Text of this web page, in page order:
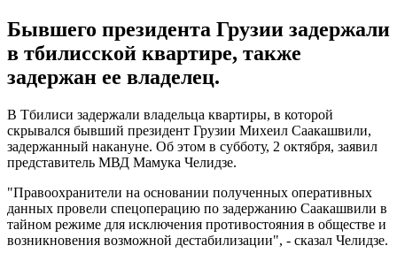
Бывшего президента Грузии задержали
в тбилисской квартире, также
задержан ее владелец.
В Тбилиси задержали владельца квартиры, в которой
скрывался бывший президент Грузии Михеил Саакашвили,
задержанный накануне. Об этом в субботу, 2 октября, заявил
представитель МВД Мамука Челидзе.
"Правоохранители на основании полученных оперативных
данных провели спецоперацию по задержанию Саакашвили в
тайном режиме для исключения противостояния в обществе и
возникновения возможной дестабилизации", - сказал Челидзе.